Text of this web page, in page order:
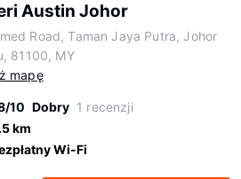
Austin Johor
Road, Taman Jaya Putra, Johor
81100, MY
mapę
10 Dobry 1 recenzji
km
Wi-Fi